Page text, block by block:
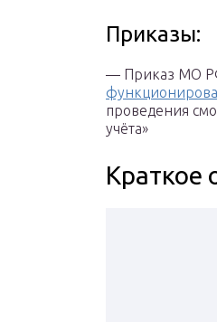
Приказы:
— Приказ МО
проведения
учёта»
Краткое